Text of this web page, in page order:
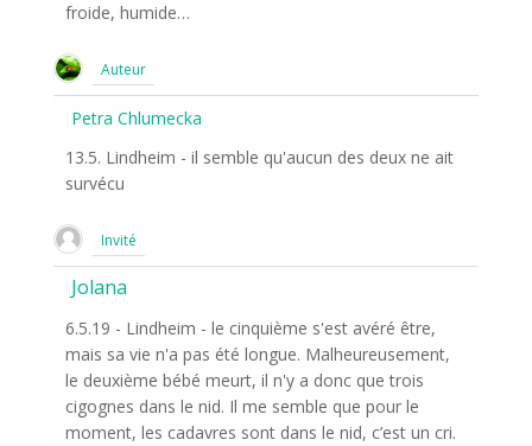
froide, humide…
Auteur
Petra Chlumecka
13.5. Lindheim - il semble qu'aucun des deux ne ait
survécu
Invité
Jolana
6.5.19 - Lindheim - le cinquième s'est avéré être,
mais sa vie n'a pas été longue. Malheureusement,
le deuxième bébé meurt, il n'y a donc que trois
cigognes dans le nid. Il me semble que pour le
moment, les cadavres sont dans le nid, c’est un cri.